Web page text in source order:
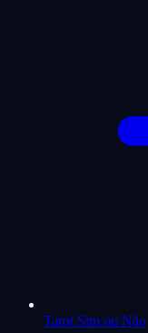
Tarot Sim ou Não